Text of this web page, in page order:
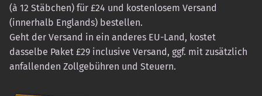
(à 12 Stäbchen) für £24 und kostenlosem Versand
(innerhalb Englands) bestellen.
Geht der Versand in ein anderes EU-Land, kostet
dasselbe Paket £29 inclusive Versand, ggf. mit zusätzlich
anfallenden Zollgebühren und Steuern.